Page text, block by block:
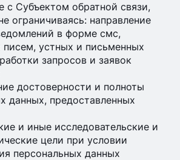
с Субъектом обратной связи,
ограничиваясь: направление
в форме смс,
писем, устных и письменных
запросов и заявок
достоверности и полноты
данных, предоставленных
и иные исследовательские и
цели при условии
персональных данных